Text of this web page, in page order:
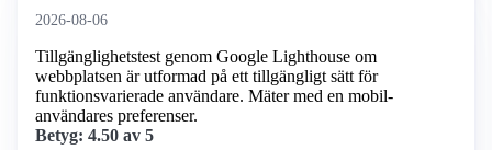
2026-08-06
Tillgänglighetstest genom Google Lighthouse om
webbplatsen är utformad på ett tillgängligt sätt för
funktionsvarierade användare. Mäter med en mobil­
användares preferenser.
Betyg: 4.50 av 5